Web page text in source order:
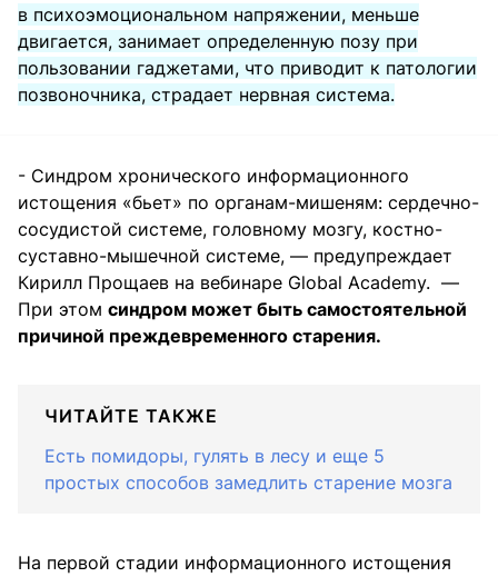
в психоэмоциональном напряжении, меньше
двигается, занимает определенную позу при
пользовании гаджетами, что приводит к патологии
позвоночника, страдает нервная система.
- Синдром хронического информационного
истощения «бьет» по органам-мишеням: сердечно-
сосудистой системе, головному мозгу, костно-
суставно-мышечной системе, — предупреждает
Кирилл Прощаев на вебинаре Global Academy. —
При этом синдром может быть самостоятельной
причиной преждевременного старения.
ЧИТАЙТЕ ТАКЖЕ
Есть помидоры, гулять в лесу и еще 5
простых способов замедлить старение мозга
На первой стадии информационного истощения